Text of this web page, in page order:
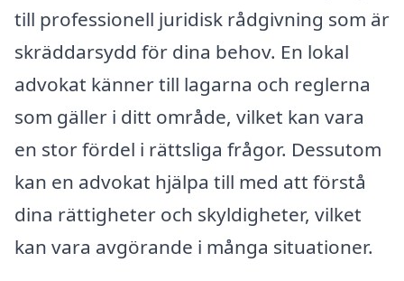
till professionell juridisk rådgivning som är
skräddarsydd för dina behov. En lokal
advokat känner till lagarna och reglerna
som gäller i ditt område, vilket kan vara
en stor fördel i rättsliga frågor. Dessutom
kan en advokat hjälpa till med att förstå
dina rättigheter och skyldigheter, vilket
kan vara avgörande i många situationer.